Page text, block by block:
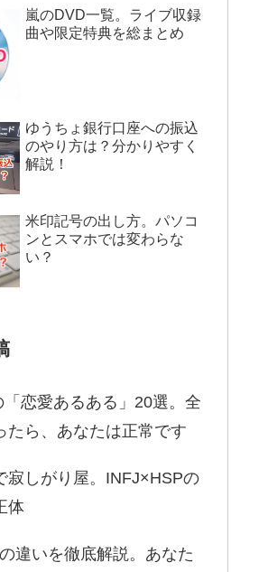
嵐のDVD一覧。ライブ収録
曲や限定特典を総まとめ
ゆうちょ銀行口座への振込
のやり方は？分かりやすく
解説！
米印記号の出し方。パソコ
ンとスマホでは変わらな
い？
恋愛あるある」20選。全
たら、あなたは正常です
寂しがり屋。INFJ×HSPの
体
違いを徹底解説。あなた